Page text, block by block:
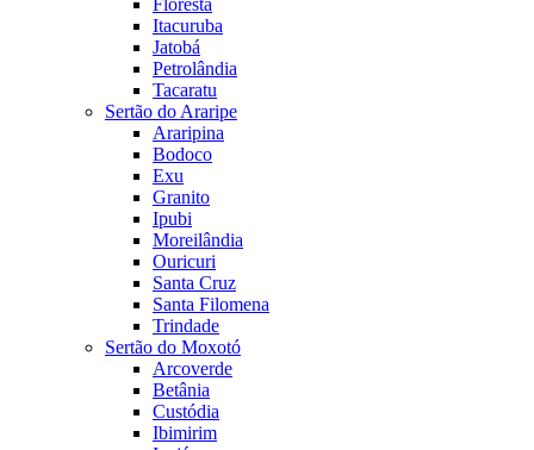
Floresta
Itacuruba
Jatobá
Petrolândia
Tacaratu
Sertão do Araripe
Araripina
Bodoco
Exu
Granito
Ipubi
Moreilândia
Ouricuri
Santa Cruz
Santa Filomena
Trindade
Sertão do Moxotó
Arcoverde
Betânia
Custódia
Ibimirim